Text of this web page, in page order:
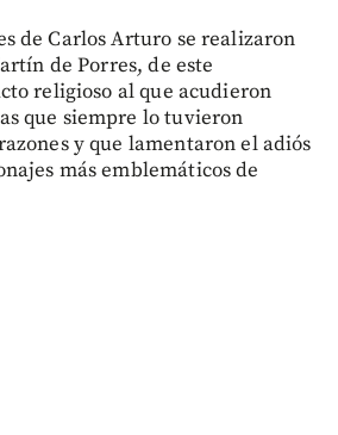
de Carlos Arturo se realizaron
de Porres, de este
religioso al que acudieron
que siempre lo tuvieron
y que lamentaron el adiós
más emblemáticos de